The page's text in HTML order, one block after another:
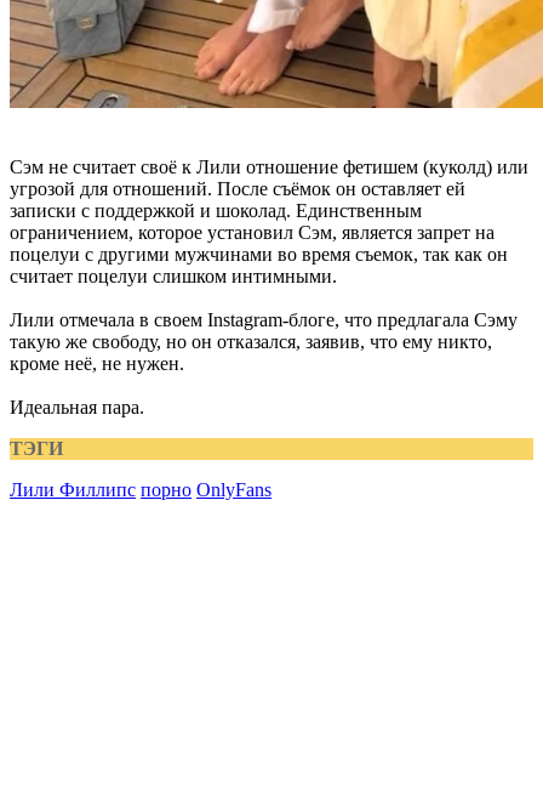
Сэм не считает своё к Лили отношение фетишем (куколд) или
угрозой для отношений. После съёмок он оставляет ей
записки с поддержкой и шоколад. Единственным
ограничением, которое установил Сэм, является запрет на
поцелуи с другими мужчинами во время съемок, так как он
считает поцелуи слишком интимными.
Лили отмечала в своем Instagram-блоге, что предлагала Сэму
такую же свободу, но он отказался, заявив, что ему никто,
кроме неё, не нужен.
Идеальная пара.
ТЭГИ
Лили Филлипс порно OnlyFans